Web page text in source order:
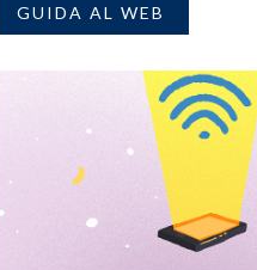
GUIDA AL WEB